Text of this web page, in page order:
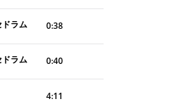
ラム 0:38
ラム 0:40
4:11